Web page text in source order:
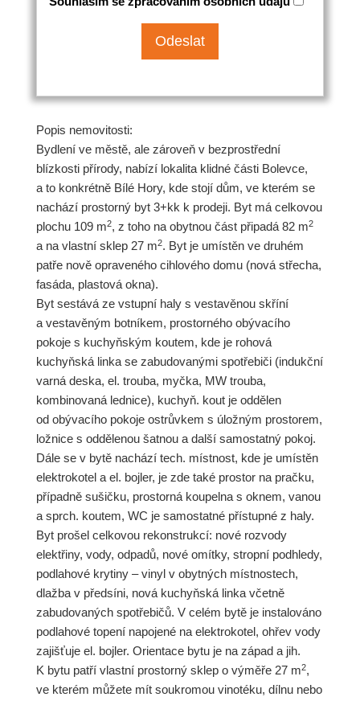
Popis nemovitosti:
Bydlení ve městě, ale zároveň v bezprostřední
blízkosti přírody, nabízí lokalita klidné části Bolevce,
a to konkrétně Bílé Hory, kde stojí dům, ve kterém se
nachází prostorný byt 3+kk k prodeji. Byt má celkovou
plochu 109 m2, z toho na obytnou část připadá 82 m2
a na vlastní sklep 27 m2. Byt je umístěn ve druhém
patře nově opraveného cihlového domu (nová střecha,
fasáda, plastová okna).
Byt sestává ze vstupní haly s vestavěnou skříní
a vestavěným botníkem, prostorného obývacího
pokoje s kuchyňským koutem, kde je rohová
kuchyňská linka se zabudovanými spotřebiči (indukční
varná deska, el. trouba, myčka, MW trouba,
kombinovaná lednice), kuchyň. kout je oddělen
od obývacího pokoje ostrůvkem s úložným prostorem,
ložnice s oddělenou šatnou a další samostatný pokoj.
Dále se v bytě nachází tech. místnost, kde je umístěn
elektrokotel a el. bojler, je zde také prostor na pračku,
případně sušičku, prostorná koupelna s oknem, vanou
a sprch. koutem, WC je samostatné přístupné z haly.
Byt prošel celkovou rekonstrukcí: nové rozvody
elektřiny, vody, odpadů, nové omítky, stropní podhledy,
podlahové krytiny – vinyl v obytných místnostech,
dlažba v předsíni, nová kuchyňská linka včetně
zabudovaných spotřebičů. V celém bytě je instalováno
podlahové topení napojené na elektrokotel, ohřev vody
zajišťuje el. bojler. Orientace bytu je na západ a jih.
K bytu patří vlastní prostorný sklep o výměře 27 m2,
ve kterém můžete mít soukromou vinotéku, dílnu nebo